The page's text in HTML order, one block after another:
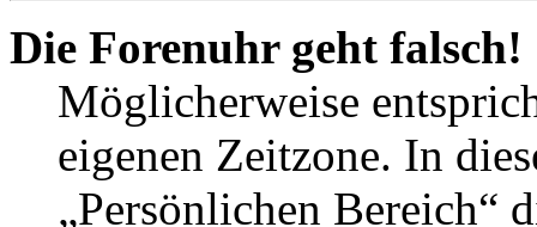
Die Forenuhr geht falsch!
Möglicherweise
eigenen Zeitzone. In
„Persönlichen Bereich“